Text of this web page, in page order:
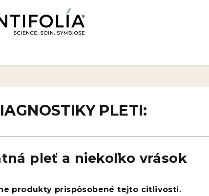
PLETI:
pleť a niekoľko vrások
produkty prispôsobené tejto citlivosti.